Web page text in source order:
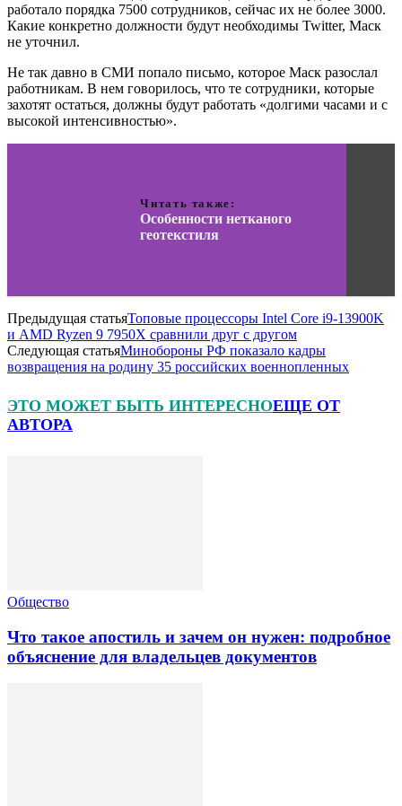
работало порядка 7500 сотрудников, сейчас их не более 3000.
Какие конкретно должности будут необходимы Twitter, Маск
не уточнил.
Не так давно в СМИ попало письмо, которое Маск разослал
работникам. В нем говорилось, что те сотрудники, которые
захотят остаться, должны будут работать «долгими часами и с
высокой интенсивностью».
Читать также:
Особенности нетканого
геотекстиля
Предыдущая статьяТоповые процессоры Intel Core i9-13900K
и AMD Ryzen 9 7950X сравнили друг с другом
Следующая статьяМинобороны РФ показало кадры
возвращения на родину 35 российских военнопленных
ЭТО МОЖЕТ БЫТЬ ИНТЕРЕСНОЕЩЕ ОТ
АВТОРА
Общество
Что такое апостиль и зачем он нужен: подробное
объяснение для владельцев документов